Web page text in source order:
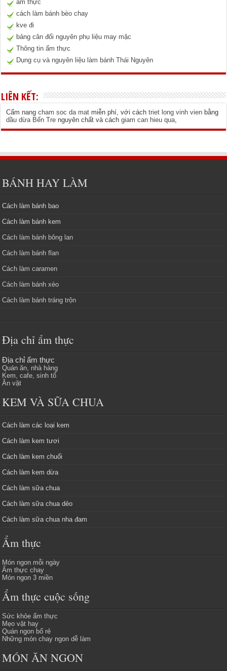
ẩm thực
cách làm bánh bèo chay
kve đi
bảng cân đối nguyên phụ liệu may mặc
Thông tin ẩm thực
Dụng cụ và nguyên liệu làm bánh Thái Nguyên
LIÊN KẾT:
Cẩm nangcham soc da mat miễn phí, với cáchtriet long vinh vien bằng
dầu dừa Bến Tre nguyên chất và cáchgiam can hieu qua
BÁNH HAY LÀM
Cách làm bánh bao
Cách làm bánh kem
Cách làm bánh bông lan
Cách làm bánh flan
Cách làm caramen
Cách làm bánh xèo
Cách làm bánh tráng trộn
Địa chỉ ẩm thực
Địa chỉ ẩm thực
Quán ăn, nhà hàng
Kem, cafe, sinh tố
Ăn vặt
KEM VÀ SỮA CHUA
Cách làm các loại kem
Cách làm kem tươi
Cách làm kem chuối
Cách làm kem dừa
Cách làm sữa chua
Cách làm sữa chua dẻo
Cách làm sữa chua nha đam
Ẩm thực
Món ngon mỗi ngày
Ẩm thực chay
Món ngon 3 miền
Ẩm thực cuộc sống
Sức khỏe ẩm thực
Mẹo vặt hay
Quán ngon bổ rẻ
Những món chay ngon dễ làm
MÓN ĂN NGON